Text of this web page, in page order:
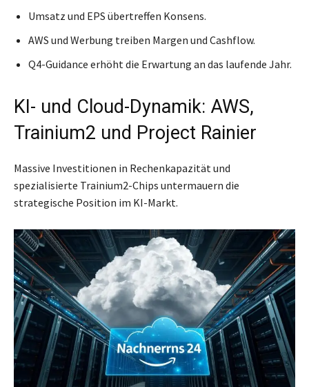
Umsatz und EPS übertreffen Konsens.
AWS und Werbung treiben Margen und Cashflow.
Q4-Guidance erhöht die Erwartung an das laufende Jahr.
KI- und Cloud-Dynamik: AWS,
Trainium2 und Project Rainier
Massive Investitionen in Rechenkapazität und
spezialisierte Trainium2-Chips untermauern die
strategische Position im KI-Markt.